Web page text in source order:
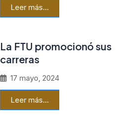
Leer más…
La FTU promocionó sus
carreras
17 mayo, 2024
Leer más…